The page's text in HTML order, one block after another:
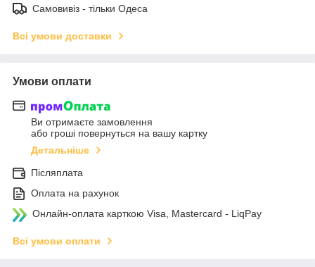
Самовивіз - тільки Одеса
Всі умови доставки
Умови оплати
Ви отримаєте замовлення
або гроші повернуться на вашу картку
Детальніше
Післяплата
Оплата на рахунок
Онлайн-оплата карткою Visa, Mastercard - LiqPay
Всі умови оплати